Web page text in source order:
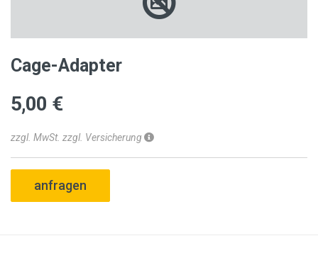
Cage-Adapter
5,00 €
zzgl. MwSt. zzgl. Versicherung
anfragen